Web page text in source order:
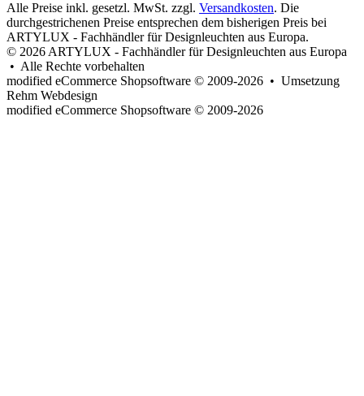
Alle Preise inkl. gesetzl. MwSt. zzgl. Versandkosten. Die
durchgestrichenen Preise entsprechen dem bisherigen Preis bei
ARTYLUX - Fachhändler für Designleuchten aus Europa.
© 2026 ARTYLUX - Fachhändler für Designleuchten aus Europa
• Alle Rechte vorbehalten
modified eCommerce Shopsoftware © 2009-2026 • Umsetzung
Rehm Webdesign
modified eCommerce Shopsoftware © 2009-2026